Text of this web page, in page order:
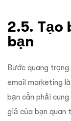
2.5. Tạo
bạn
Bước quang
email marketing
bạn cần phải
giả của bạn quan